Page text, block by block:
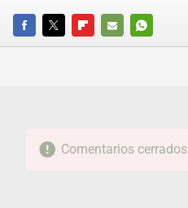
FACEBOOKTWITTERFLIPBOARD
E-
WHATSAPP
Comentarios cerrados